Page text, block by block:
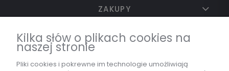
ZAKUPY
TWOJE KONTO
Kilka słów o plikach cookies na
naszej stronie
Pliki cookies i pokrewne im technologie umożliwiają